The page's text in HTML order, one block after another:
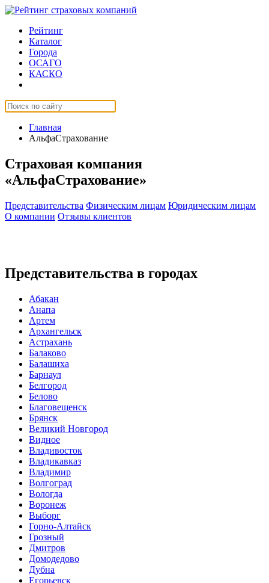
Рейтинг
Каталог
Города
ОСАГО
КАСКО
Главная
АльфаСтрахование
Страховая компания
«АльфаСтрахование»
Представительства Физическим лицам Юридическим лицам
О компании Отзывы клиентов
Представительства в городах
Абакан
Анапа
Артем
Архангельск
Астрахань
Балаково
Балашиха
Барнаул
Белгород
Белово
Благовещенск
Брянск
Великий Новгород
Видное
Владивосток
Владикавказ
Владимир
Волгоград
Вологда
Воронеж
Выборг
Горно-Алтайск
Грозный
Дмитров
Домодедово
Дубна
Егорьевск